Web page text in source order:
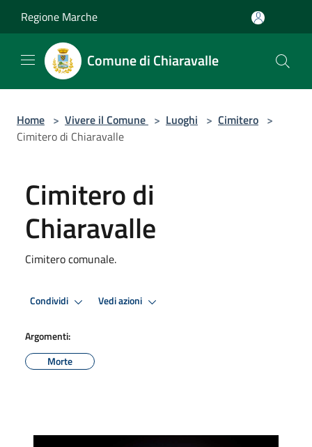
Regione Marche
Comune di Chiaravalle
Home > Vivere il Comune > Luoghi > Cimitero >
Cimitero di Chiaravalle
Cimitero di
Chiaravalle
Cimitero comunale.
Condividi Vedi azioni
Argomenti:
Morte